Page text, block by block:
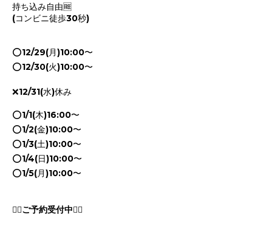
持ち込み自由🆓
(コンビニ徒歩30秒)
⭕️12/29(月)10:00〜
⭕️12/30(火)10:00〜
❌12/31(水)休み
⭕️1/1(木)16:00〜
⭕️1/2(金)10:00〜
⭕️1/3(土)10:00〜
⭕️1/4(日)10:00〜
⭕️1/5(月)10:00〜
💁‍♀️ご予約受付中💁‍♀️